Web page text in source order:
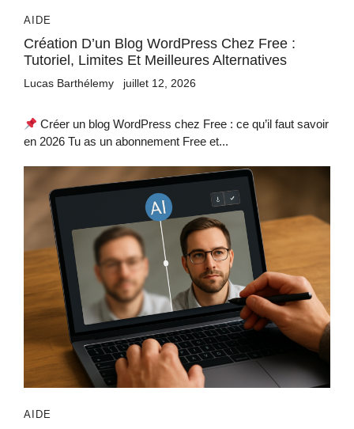
AIDE
Création D’un Blog WordPress Chez Free :
Tutoriel, Limites Et Meilleures Alternatives
Lucas Barthélemy juillet 12, 2026
Créer un blog WordPress chez Free : ce qu’il faut savoir
en 2026 Tu as un abonnement Free et...
AIDE